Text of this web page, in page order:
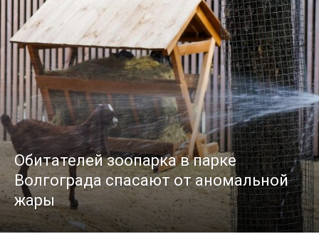
Обитателей зоопарка в парке
Волгограда спасают от аномальной
жары